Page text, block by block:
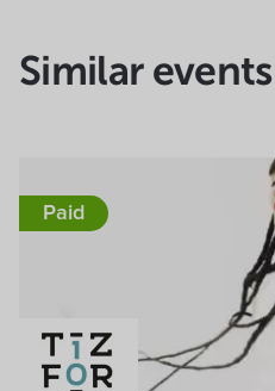
Similar events
Paid